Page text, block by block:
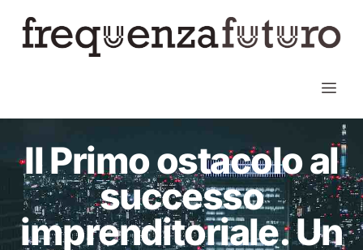
Il Primo ostacolo al
successo
imprenditoriale. Un